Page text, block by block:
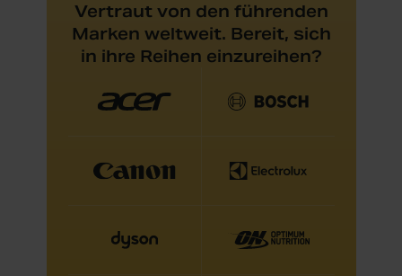
Vertraut von den führenden
Marken weltweit. Bereit, sich
in ihre Reihen einzureihen?